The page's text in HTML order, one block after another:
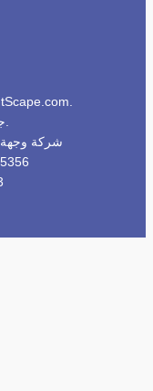
شركة وجهة